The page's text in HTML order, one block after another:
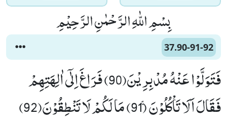
بِسْمِ اللّٰهِ الرَّحْمٰنِ الرَّحِیْمِ
37.90-91-92
فَتَوَلَّوْا عَنْهُ مُدْبِرِیْنَ(90) فَرَاغَ اِلٰۤى اٰلِهَتِهِمْ
فَقَالَ اَلَا تَاْكُلُوْنَۚ (91) مَا لَكُمْ لَا تَنْطِقُوْنَ(92)